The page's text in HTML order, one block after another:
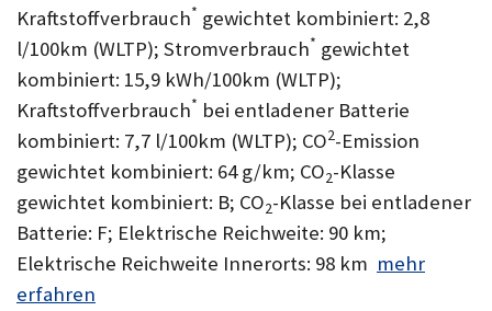
Kraftstoffverbrauch* gewichtet kombiniert: 2,8
l/100km (WLTP); Stromverbrauch* gewichtet
kombiniert: 15,9 kWh/100km (WLTP);
Kraftstoffverbrauch* bei entladener Batterie
kombiniert: 7,7 l/100km (WLTP); CO2-Emission
gewichtet kombiniert: 64 g/km; CO2-Klasse
gewichtet kombiniert: B; CO2-Klasse bei entladener
Batterie: F; Elektrische Reichweite: 90 km;
Elektrische Reichweite Innerorts: 98 km mehr
erfahren